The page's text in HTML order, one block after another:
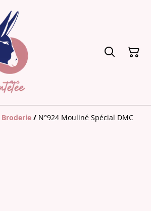
Broderie / N°924 Mouliné Spécial DMC